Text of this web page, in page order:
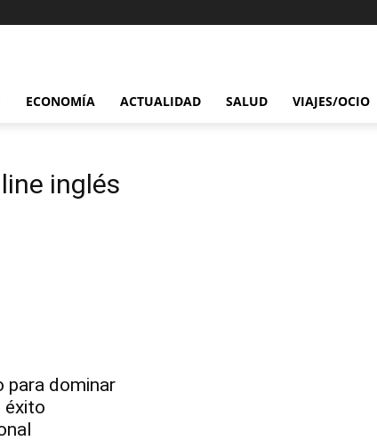
ECONOMÍA ACTUALIDAD SALUD VIAJES/OCIO
inglés
para dominar
éxito